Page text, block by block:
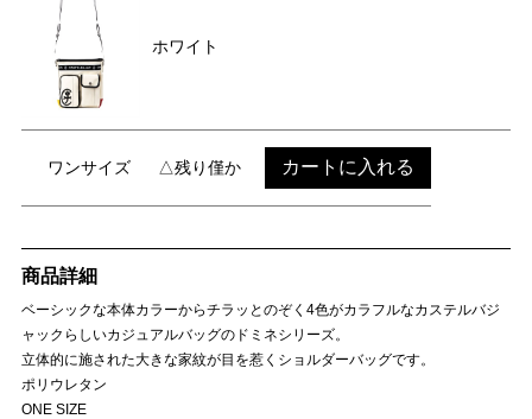
ホワイト
ワンサイズ △残り僅か カートに入れる
商品詳細
ベーシックな本体カラーからチラッとのぞく4色がカラフルなカステルバジ
ャックらしいカジュアルバッグのドミネシリーズ。
立体的に施された大きな家紋が目を惹くショルダーバッグです。
ポリウレタン
ONE SIZE